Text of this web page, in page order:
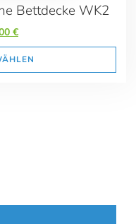
Bettdecke WK2
€
€Aktueller
Preis
ist:
289,00 €.